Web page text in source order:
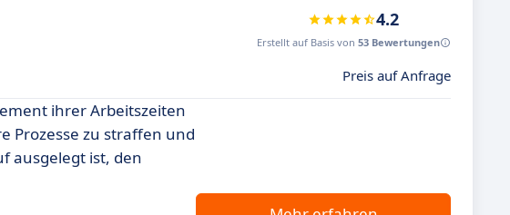
4.2
Erstellt auf Basis von 53 Bewertungen
Preis auf Anfrage
ihrer Arbeitszeiten
Prozesse zu straffen und
ausgelegt ist, den